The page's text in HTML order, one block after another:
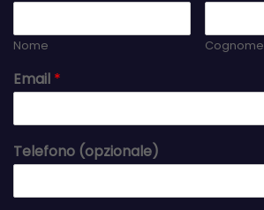
Nome Cognome
Email *
Telefono (opzionale)